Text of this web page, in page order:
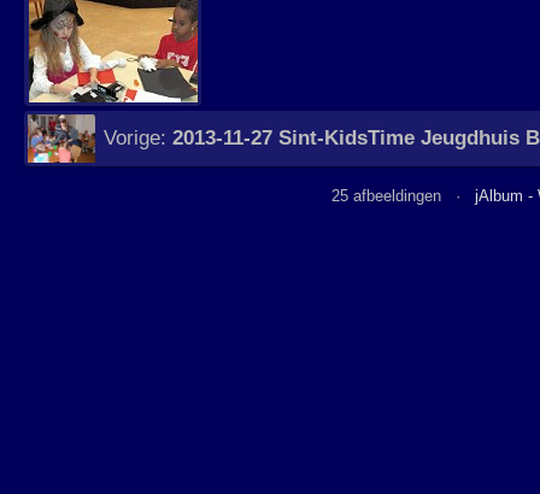
Vorige: 2013-11-27 Sint-KidsTime Jeugdhuis
25 afbeeldingen ·jAlbum -